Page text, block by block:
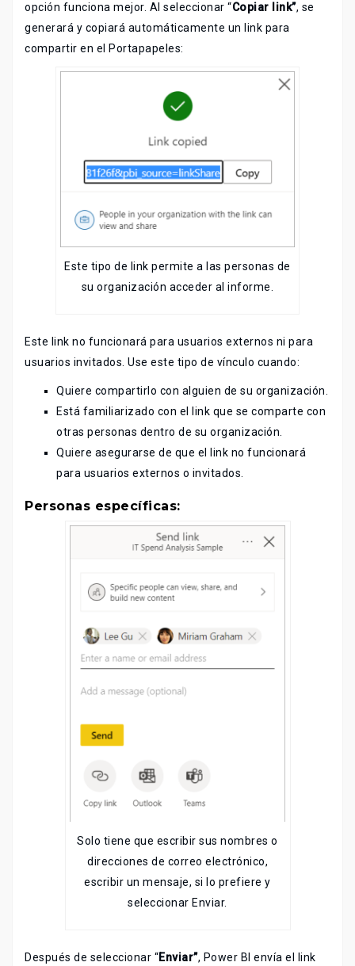
opción funciona mejor. Al seleccionar “Copiar link”, se
generará y copiará automáticamente un link para
compartir en el Portapapeles:
Este tipo de link permite a las personas de
su organización acceder al informe.
Este link no funcionará para usuarios externos ni para
usuarios invitados. Use este tipo de vínculo cuando:
Quiere compartirlo con alguien de su organización.
Está familiarizado con el link que se comparte con
otras personas dentro de su organización.
Quiere asegurarse de que el link no funcionará
para usuarios externos o invitados.
Personas específicas:
Solo tiene que escribir sus nombres o
direcciones de correo electrónico,
escribir un mensaje, si lo prefiere y
seleccionar Enviar.
Después de seleccionar “Enviar”, Power BI envía el link